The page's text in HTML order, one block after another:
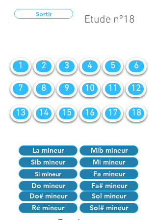
Sortir Etude nº18
1 2 3 4 5 6
7 8 9 10 11 12
13 14 15 16 17 18
La mineur
Mib mineur
Sib mineur
Mi mineur
Si mineur
Fa mineur
Do mineur
Do# mineur
Fa# mineur
Sol mineur
Ré mineur
Sol# mineur